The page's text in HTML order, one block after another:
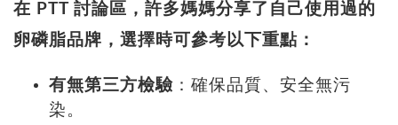
在 PTT 討論區，許多媽媽分享了自己使用過的
卵磷脂品牌，選擇時可參考以下重點：
有無第三方檢驗 ：確保品質、安全無污
染。